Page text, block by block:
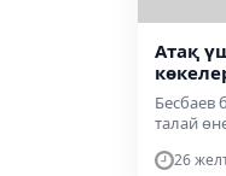
Атақ
Бесбаев
талай
26